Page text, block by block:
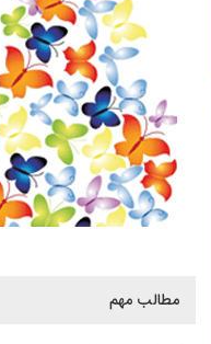
مطالب مهم